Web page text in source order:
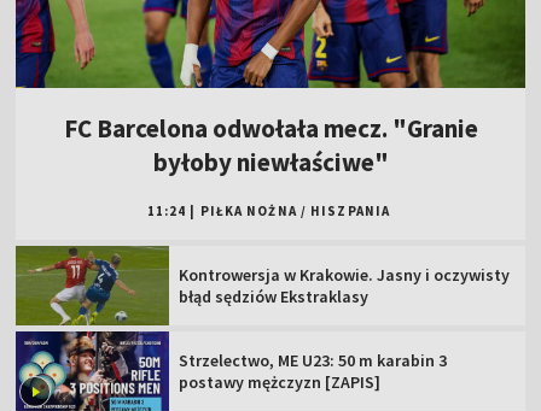
FC Barcelona odwołała mecz. "Granie
byłoby niewłaściwe"
11:24 PIŁKA NOŻNA / HISZPANIA
Kontrowersja w Krakowie. Jasny i oczywisty
błąd sędziów Ekstraklasy
Strzelectwo, ME U23: 50 m karabin 3
postawy mężczyzn [ZAPIS]